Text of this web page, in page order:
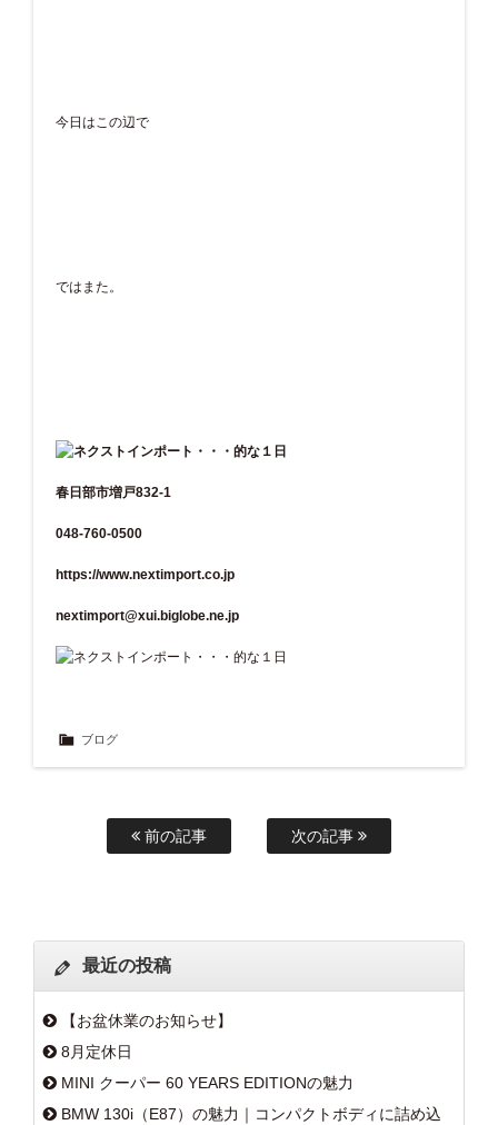
今日はこの辺で
ではまた。
春日部市増戸832-1
048-760-0500
https://www.nextimport.co.jp
nextimport@xui.biglobe.ne.jp
ブログ
前の記事 次の記事
最近の投稿
【お盆休業のお知らせ】
8月定休日
MINI クーパー 60 YEARS EDITIONの魅力
BMW 130i（E87）の魅力｜コンパクトボディに詰め込